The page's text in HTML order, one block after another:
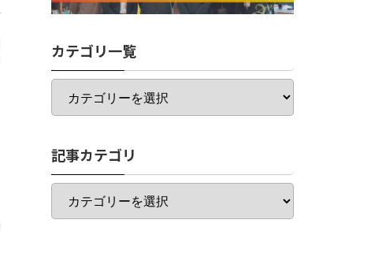
カテゴリ一覧
カ
ゴ
一
覧
記事カテゴリ
記
カ